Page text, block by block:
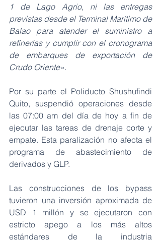
1 de Lago Agrio, ni las entregas
previstas desde el Terminal Marítimo de
Balao para atender el suministro a
refinerías y cumplir con el cronograma
de embarques de exportación de
Crudo Oriente».
Por su parte el Poliducto Shushufindi
Quito, suspendió operaciones desde
las 07:00 am del día de hoy a fin de
ejecutar las tareas de drenaje corte y
empate. Esta paralización no afecta el
programa de abastecimiento de
derivados y GLP.
Las construcciones de los bypass
tuvieron una inversión aproximada de
USD 1 millón y se ejecutaron con
estricto apego a los más altos
estándares de la industria